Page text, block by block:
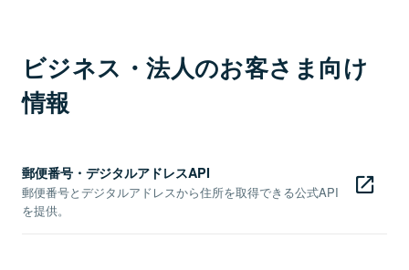
ビジネス・法人のお客さま向け
情報
郵便番号・デジタルアドレスAPI
郵便番号とデジタルアドレスから住所を取得できる公式API
を提供。